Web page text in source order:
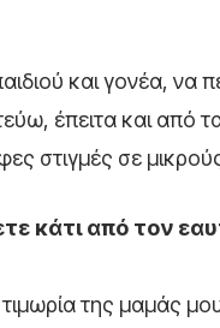
και γονέα,
έπειτα και από
στιγμές σε
κάτι από τον
της μαμάς